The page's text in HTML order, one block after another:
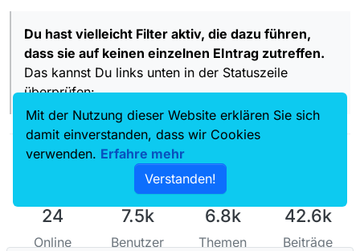
Du hast vielleicht Filter aktiv, die dazu führen,
dass sie auf keinen einzelnen EIntrag zutreffen.
Das kannst Du links unten in der Statuszeile
überprüfen:
24
Online
7.5k
Benutzer
6.8k
Themen
42.6k
Beiträge
Mit der Nutzung dieser Website erklären Sie sich
damit einverstanden, dass wir Cookies
verwenden. Erfahre mehr
Verstanden!